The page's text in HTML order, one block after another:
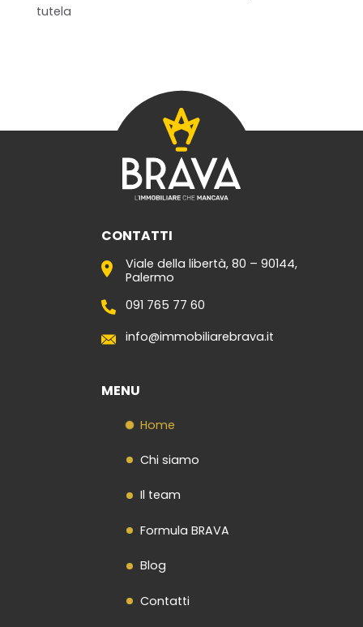
Formula BRAVA
Servizi per i clienti
Servizi per gli agenti
I nostri immobili
Blog
Contatti
tutela
CONTATTI
Viale della libertà, 80 – 90144,
Palermo
091 765 77 60
info@immobiliarebrava.it
MENU
Home
Chi siamo
Il team
Formula BRAVA
Blog
Contatti